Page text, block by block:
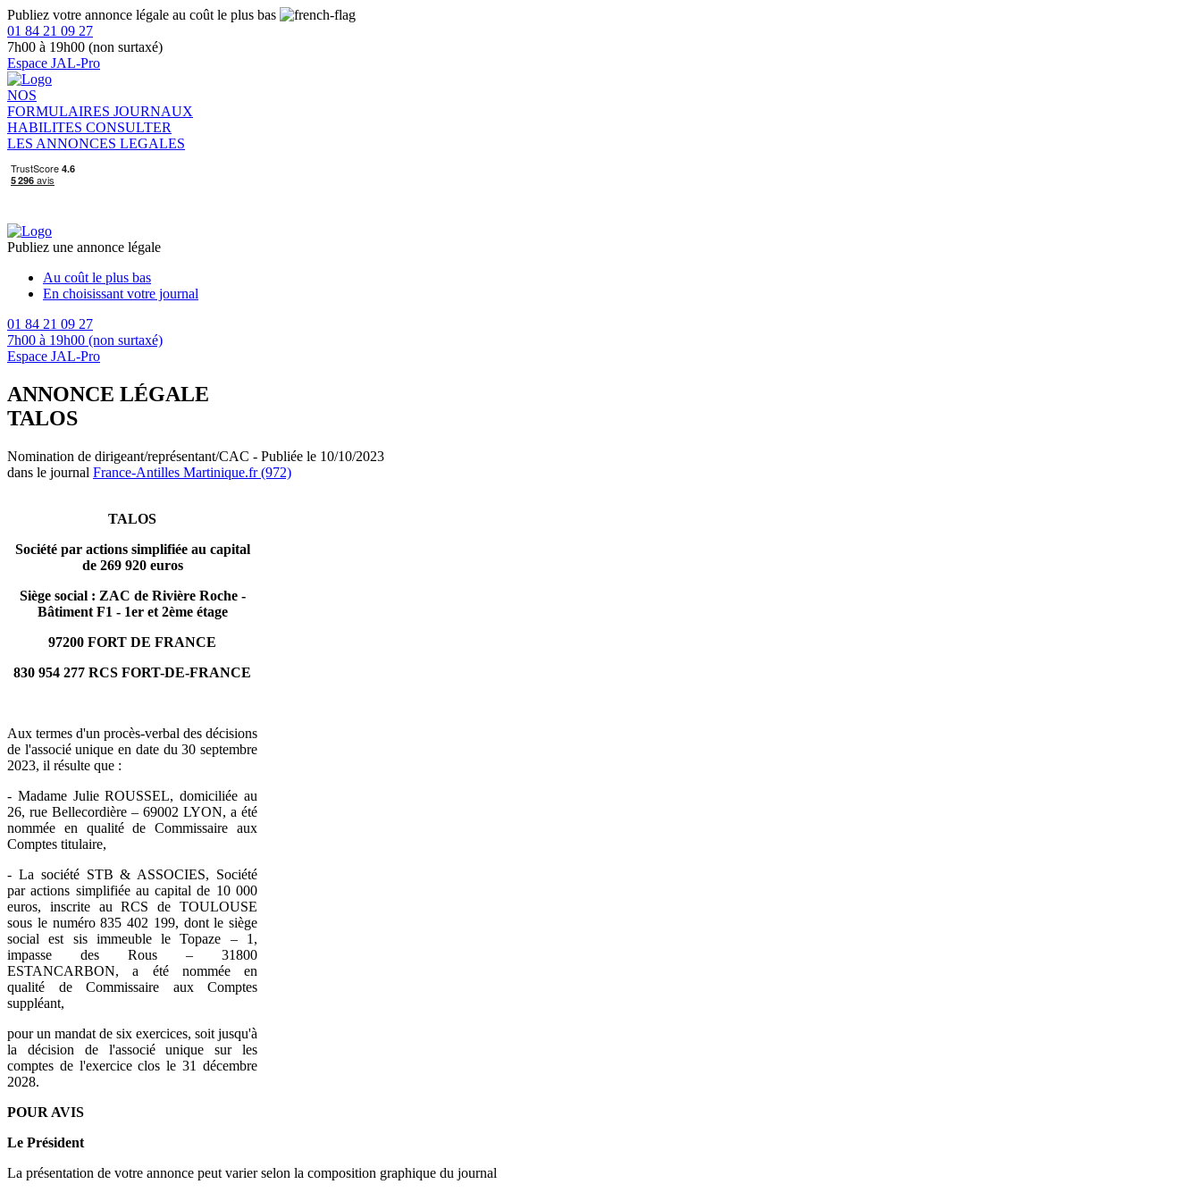
Publiez votre annonce légale au coût le plus bas
01 84 21 09 27
7h00 à 19h00 (non surtaxé)
Espace JAL-Pro
NOS
FORMULAIRES JOURNAUX
HABILITES CONSULTER
LES ANNONCES LEGALES
Publiez une annonce légale
Au coût le plus bas
En choisissant votre journal
01 84 21 09 27
7h00 à 19h00 (non surtaxé)
Espace JAL-Pro
ANNONCE LÉGALE
TALOS
Nomination de dirigeant/représentant/CAC - Publiée le 10/10/2023
dans le journal France-Antilles Martinique.fr (972)
TALOS
Société par actions simplifiée au capital
de 269 920 euros
Siège social : ZAC de Rivière Roche -
Bâtiment F1 - 1er et 2ème étage
97200 FORT DE FRANCE
830 954 277 RCS FORT-DE-FRANCE
Aux termes d'un procès-verbal des décisions
de l'associé unique en date du 30 septembre
2023, il résulte que :
- Madame Julie ROUSSEL, domiciliée au
26, rue Bellecordière – 69002 LYON, a été
nommée en qualité de Commissaire aux
Comptes titulaire,
- La société STB & ASSOCIES, Société
par actions simplifiée au capital de 10 000
euros, inscrite au RCS de TOULOUSE
sous le numéro 835 402 199, dont le siège
social est sis immeuble le Topaze – 1,
impasse des Rous – 31800
ESTANCARBON, a été nommée en
qualité de Commissaire aux Comptes
suppléant,
pour un mandat de six exercices, soit jusqu'à
la décision de l'associé unique sur les
comptes de l'exercice clos le 31 décembre
2028.
POUR AVIS
Le Président
La présentation de votre annonce peut varier selon la composition graphique du journal